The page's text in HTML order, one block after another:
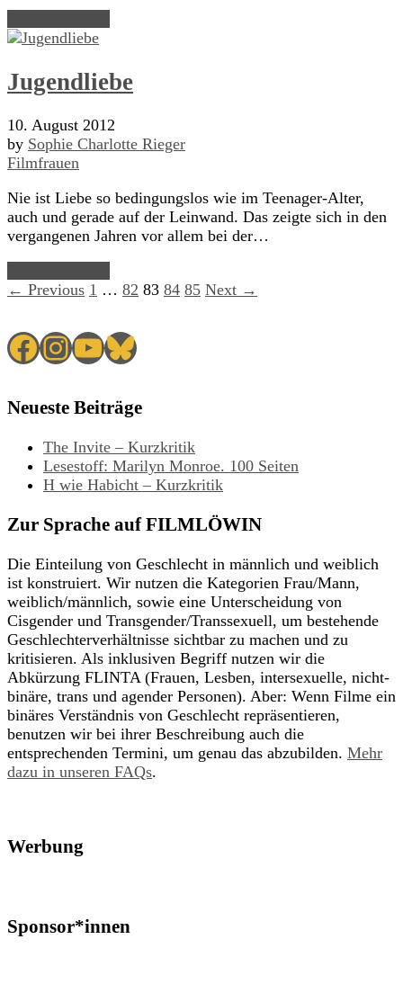
Jugendliebe
10. August 2012
by Sophie Charlotte Rieger
Filmfrauen
Nie ist Liebe so bedingungslos wie im Teenager-Alter,
auch und gerade auf der Leinwand. Das zeigte sich in den
vergangenen Jahren vor allem bei der…
← Previous 1 … 82 83 84 85 Next →
Facebook
Instagram
YouTube
Bluesky
Neueste Beiträge
The Invite – Kurzkritik
Lesestoff: Marilyn Monroe. 100 Seiten
H wie Habicht – Kurzkritik
Zur Sprache auf FILMLÖWIN
Die Einteilung von Geschlecht in männlich und weiblich
ist konstruiert. Wir nutzen die Kategorien Frau/Mann,
weiblich/männlich, sowie eine Unterscheidung von
Cisgender und Transgender/Transsexuell, um bestehende
Geschlechterverhältnisse sichtbar zu machen und zu
kritisieren. Als inklusiven Begriff nutzen wir die
Abkürzung FLINTA (Frauen, Lesben, intersexuelle, nicht-
binäre, trans und agender Personen). Aber: Wenn Filme ein
binäres Verständnis von Geschlecht repräsentieren,
benutzen wir bei ihrer Beschreibung auch die
entsprechenden Termini, um genau das abzubilden. Mehr
dazu in unseren FAQs.
Werbung
Sponsor*innen